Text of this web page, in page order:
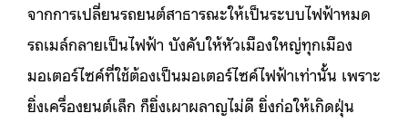
จากการเปลี่ยนรถยนต์สาธารณะให้เป็นระบบไฟฟ้าหมด
รถเมล์กลายเป็นไฟฟ้า บังคับให้หัวเมืองใหญ่ทุกเมือง
มอเตอร์ไซค์ที่ใช้ต้องเป็นมอเตอร์ไซค์ไฟฟ้าเท่านั้น เพราะ
ยิ่งเครื่องยนต์เล็ก ก็ยิ่งเผาผลาญไม่ดี ยิ่งก่อให้เกิดฝุ่น